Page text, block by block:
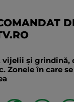
și grindină,
Zonele în care se